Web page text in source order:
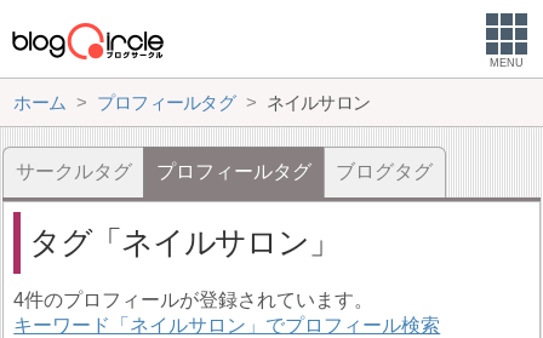
MENU
ホーム プロフィールタグ ネイルサロン
サークルタグ プロフィールタグ ブログタグ
タグ ネイルサロン
4件のプロフィールが登録されています。
キーワード「ネイルサロン」でプロフィール検索